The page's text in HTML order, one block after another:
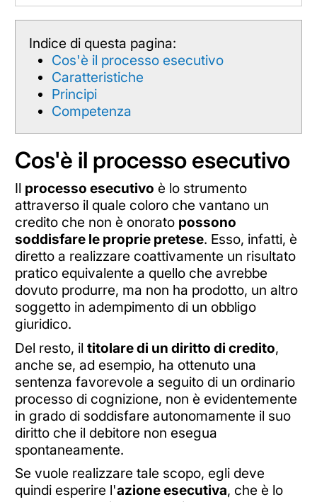
Indice di questa pagina:
Cos'è il processo esecutivo
Caratteristiche
Principi
Competenza
Cos'è il processo esecutivo
Il processo esecutivo è lo strumento
attraverso il quale coloro che vantano un
credito che non è onorato possono
soddisfare le proprie pretese. Esso, infatti, è
diretto a realizzare coattivamente un risultato
pratico equivalente a quello che avrebbe
dovuto produrre, ma non ha prodotto, un altro
soggetto in adempimento di un obbligo
giuridico.
Del resto, il titolare di un diritto di credito,
anche se, ad esempio, ha ottenuto una
sentenza favorevole a seguito di un ordinario
processo di cognizione, non è evidentemente
in grado di soddisfare autonomamente il suo
diritto che il debitore non esegua
spontaneamente.
Se vuole realizzare tale scopo, egli deve
quindi esperire l'azione esecutiva, che è lo